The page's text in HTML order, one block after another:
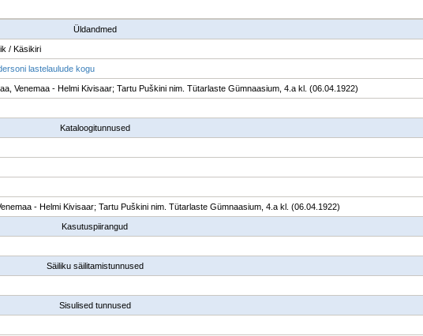
Üldandmed
/ Käsikiri
lastelaulude kogu
Venemaa - Helmi Kivisaar; Tartu Puškini nim. Tütarlaste Gümnaasium, 4.a kl. (06.04.1922)
Kataloogitunnused
- Helmi Kivisaar; Tartu Puškini nim. Tütarlaste Gümnaasium, 4.a kl. (06.04.1922)
Kasutuspiirangud
Säiliku säilitamistunnused
Sisulised tunnused